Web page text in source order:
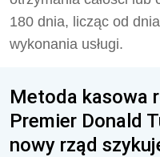
180 dnia, licząc od
wykonania usługi.
Metoda kasowa
Premier Donald
nowy rząd